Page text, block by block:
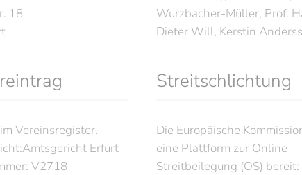
18
Wurzbacher-Müller, Prof.
Dieter Will, Kerstin
Vereinsregister.
Erfurt
V2718
Streitschlichtung
Die Europäische
eine Plattform zur Online-
Streitbeilegung (OS) bereit: